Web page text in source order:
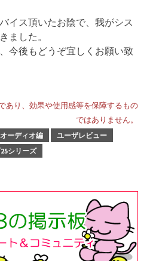
イス頂いたお陰で、我がシス
ました。
今後もどうぞ宜しくお願い致
あり、効果や使用感等を保障するもの
ではありません。
ーディオ編
ユーザレビュー
シリーズ